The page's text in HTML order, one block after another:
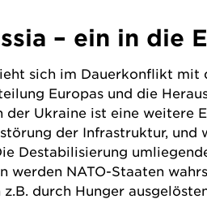
– ein in die
sich im Dauerkonflikt
Europas und die
der Ukraine ist eine weitere
der Infrastruktur,
Destabilisierung
werden NATO-Staaten
durch Hunger